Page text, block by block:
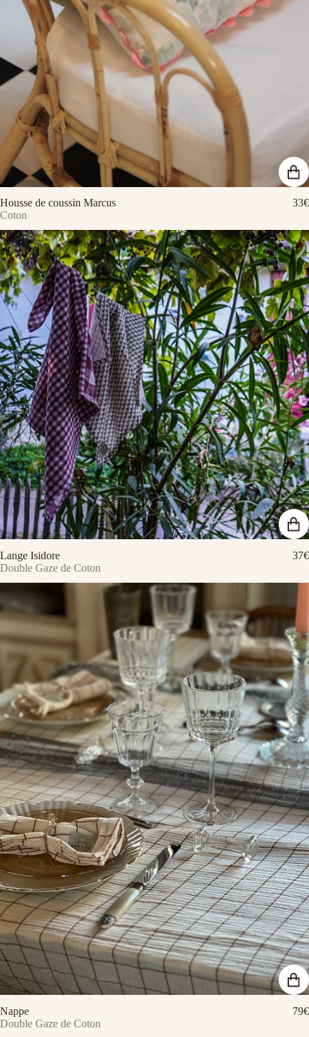
Housse de coussin Marcus
33€
Coton
Lange Isidore
37€
Double Gaze de Coton
Nappe
79€
Double Gaze de Coton